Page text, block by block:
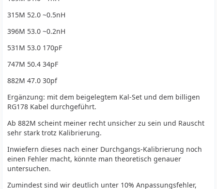
315M 52.0 ~0.5nH
396M 53.0 ~0.2nH
531M 53.0 170pF
747M 50.4 34pF
882M 47.0 30pf
Ergänzung: mit dem beigelegtem Kal-Set und dem billigen
RG178 Kabel durchgeführt.
Ab 882M scheint meiner recht unsicher zu sein und Rauscht
sehr stark trotz Kalibrierung.
Inwiefern dieses nach einer Durchgangs-Kalibrierung noch
einen Fehler macht, könnte man theoretisch genauer
untersuchen.
Zumindest sind wir deutlich unter 10% Anpassungsfehler,